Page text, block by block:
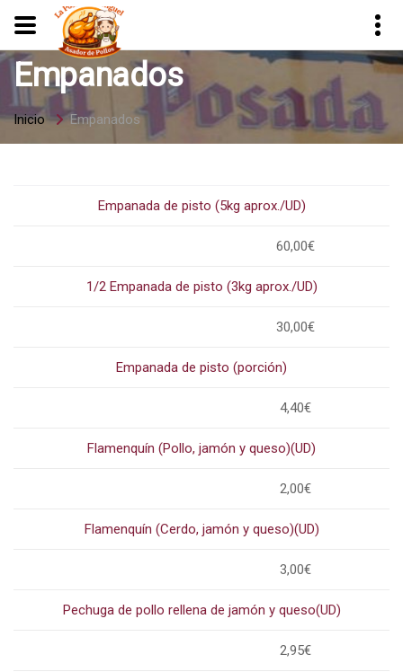
Empanados
Inicio Empanados
Empanada de pisto (5kg aprox./UD)
60,00€
1/2 Empanada de pisto (3kg aprox./UD)
30,00€
Empanada de pisto (porción)
4,40€
Flamenquín (Pollo, jamón y queso)(UD)
2,00€
Flamenquín (Cerdo, jamón y queso)(UD)
3,00€
Pechuga de pollo rellena de jamón y queso(UD)
2,95€